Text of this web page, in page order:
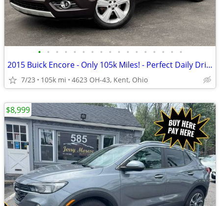
• • • • • • • • • • • • • • • • •
2015 Buick Encore - Only 105k Miles! - Perfect Daily Driver!
7/23 105k mi 4623 OH-43, Kent, Ohio
$8,999